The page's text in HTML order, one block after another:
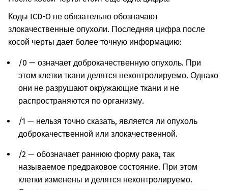
Коды ICD-O не обязательно обозначают
злокачественные опухоли. Последняя цифра после
косой черты дает более точную информацию:
/0 — означает доброкачественную опухоль. При
этом клетки ткани делятся неконтролируемо. Однако
они не разрушают окружающие ткани и не
распространяются по организму.
/1 — нельзя точно сказать, является ли опухоль
доброкачественной или злокачественной.
/2 — обозначает раннюю форму рака, так
называемое предраковое состояние. При этом
клетки изменены и делятся неконтролируемо.